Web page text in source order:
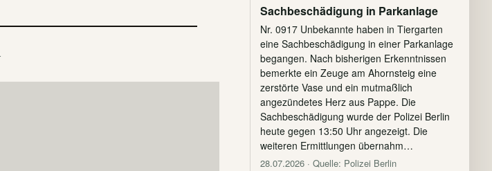
Sachbeschädigung in Parkanlage
Nr. 0917 Unbekannte haben in Tiergarten
eine Sachbeschädigung in einer Parkanlage
begangen. Nach bisherigen Erkenntnissen
bemerkte ein Zeuge am Ahornsteig eine
zerstörte Vase und ein mutmaßlich
angezündetes Herz aus Pappe. Die
Sachbeschädigung wurde der Polizei Berlin
heute gegen 13:50 Uhr angezeigt. Die
weiteren Ermittlungen übernahm…
28.07.2026 · Quelle: Polizei Berlin